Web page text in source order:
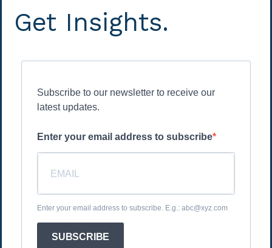
Get Insights.
Subscribe to our newsletter to receive our
latest updates.
Enter your email address to subscribe
Enter your email address to subscribe. E.g.: abc@xyz.com
SUBSCRIBE